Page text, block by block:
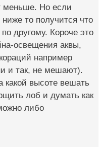
меньше. Но если
ниже то получится что
другому. Короче это
освещения аквы,
например
и так, не мешают).
какой высоте вешать
лоб и думать как
либо